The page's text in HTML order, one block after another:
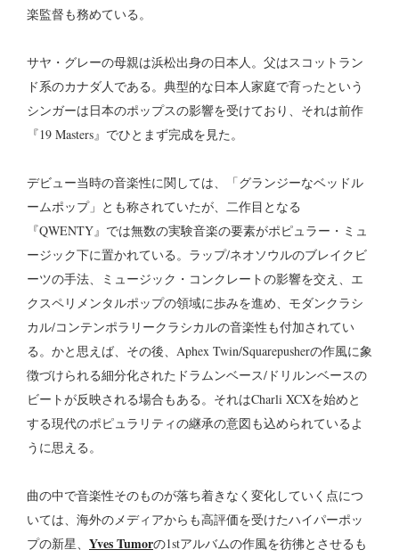
楽監督も務めている。
サヤ・グレーの母親は浜松出身の日本人。父はスコットラン
ド系のカナダ人である。典型的な日本人家庭で育ったという
シンガーは日本のポップスの影響を受けており、それは前作
『19 Masters』でひとまず完成を見た。
デビュー当時の音楽性に関しては、「グランジーなベッドル
ームポップ」とも称されていたが、二作目となる
『QWENTY』では無数の実験音楽の要素がポピュラー・ミュ
ージック下に置かれている。ラップ/ネオソウルのブレイクビ
ーツの手法、ミュージック・コンクレートの影響を交え、エ
クスペリメンタルポップの領域に歩みを進め、モダンクラシ
カル/コンテンポラリークラシカルの音楽性も付加されてい
る。かと思えば、その後、Aphex Twin/Squarepusherの作風に象
徴づけられる細分化されたドラムンベース/ドリルンベースの
ビートが反映される場合もある。それはCharli XCXを始めと
する現代のポピュラリティの継承の意図も込められているよ
うに思える。
曲の中で音楽性そのものが落ち着きなく変化していく点につ
いては、海外のメディアからも高評価を受けたハイパーポッ
プの新星、 Yves Tumorの1stアルバムの作風を彷彿とさせるも